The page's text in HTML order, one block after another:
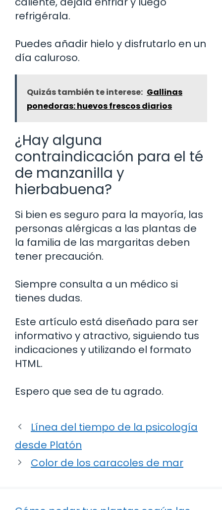
refrigérala.
Puedes añadir hielo y disfrutarlo en un
día caluroso.
Quizás también te interese: Gallinas
ponedoras: huevos frescos diarios
¿Hay alguna
contraindicación para el té
de manzanilla y
hierbabuena?
Si bien es seguro para la mayoría, las
personas alérgicas a las plantas de
la familia de las margaritas deben
tener precaución.
Siempre consulta a un médico si
tienes dudas.
Este artículo está diseñado para ser
informativo y atractivo, siguiendo tus
indicaciones y utilizando el formato
HTML.
Espero que sea de tu agrado.
Línea del tiempo de la psicología
desde Platón
Color de los caracoles de mar